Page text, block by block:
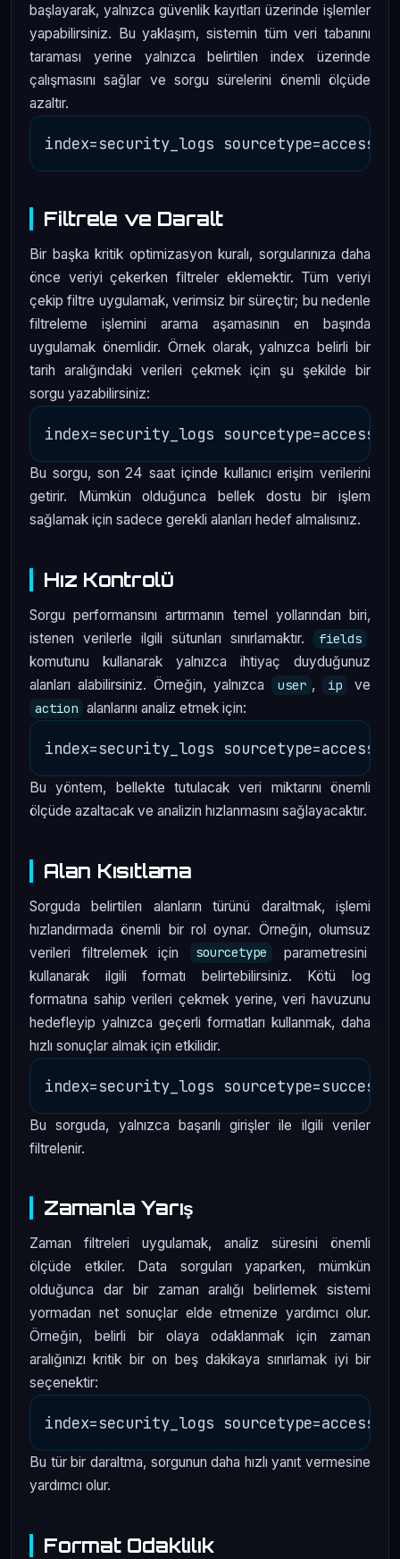
başlayarak, yalnızca güvenlik kayıtları üzerinde işlemler
yapabilirsiniz. Bu yaklaşım, sistemin tüm veri tabanını
taraması yerine yalnızca belirtilen index üzerinde
çalışmasını sağlar ve sorgu sürelerini önemli ölçüde
azaltır.
Filtrele ve Daralt
Bir başka kritik optimizasyon kuralı, sorgularınıza daha
önce veriyi çekerken filtreler eklemektir. Tüm veriyi
çekip filtre uygulamak, verimsiz bir süreçtir; bu nedenle
filtreleme işlemini arama aşamasının en başında
uygulamak önemlidir. Örnek olarak, yalnızca belirli bir
tarih aralığındaki verileri çekmek için şu şekilde bir
sorgu yazabilirsiniz:
Bu sorgu, son 24 saat içinde kullanıcı erişim verilerini
getirir. Mümkün olduğunca bellek dostu bir işlem
sağlamak için sadece gerekli alanları hedef almalısınız.
Hız Kontrolü
Sorgu performansını artırmanın temel yollarından biri,
istenen verilerle ilgili sütunları sınırlamaktır.
fields
komutunu kullanarak yalnızca ihtiyaç duyduğunuz
alanları alabilirsiniz. Örneğin, yalnızca
user , ip ve
action alanlarını analiz etmek için:
Bu yöntem, bellekte tutulacak veri miktarını önemli
ölçüde azaltacak ve analizin hızlanmasını sağlayacaktır.
Alan Kısıtlama
Sorguda belirtilen alanların türünü daraltmak, işlemi
hızlandırmada önemli bir rol oynar. Örneğin, olumsuz
verileri filtrelemek için
sourcetype
parametresini
kullanarak ilgili formatı belirtebilirsiniz. Kötü log
formatına sahip verileri çekmek yerine, veri havuzunu
hedefleyip yalnızca geçerli formatları kullanmak, daha
hızlı sonuçlar almak için etkilidir.
Bu sorguda, yalnızca başarılı girişler ile ilgili veriler
filtrelenir.
Zamanla Yarış
Zaman filtreleri uygulamak, analiz süresini önemli
ölçüde etkiler. Data sorguları yaparken, mümkün
olduğunca dar bir zaman aralığı belirlemek sistemi
yormadan net sonuçlar elde etmenize yardımcı olur.
Örneğin, belirli bir olaya odaklanmak için zaman
aralığınızı kritik bir on beş dakikaya sınırlamak iyi bir
seçenektir:
Bu tür bir daraltma, sorgunun daha hızlı yanıt vermesine
yardımcı olur.
Format Odaklılık